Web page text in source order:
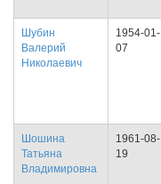
Шубин
Валерий
Николаевич
1954-01-
07
Шошина
Татьяна
Владимировна
1961-08-
19